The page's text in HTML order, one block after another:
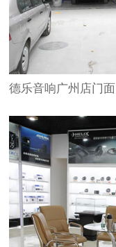
德乐音响广州店门面